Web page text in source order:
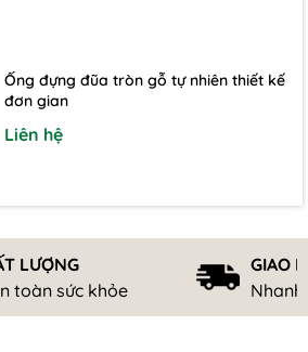
Ống đựng đũa tròn gỗ tự nhiên thiết kế
đơn gian
Liên hệ
LƯỢNG
toàn sức khỏe
GIAO